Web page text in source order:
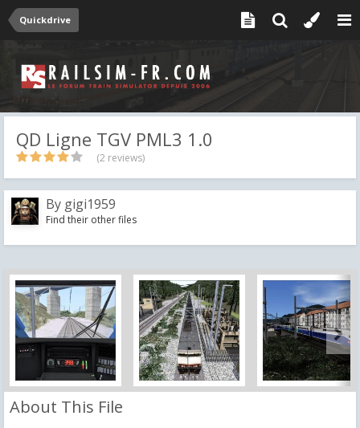
Quickdrive
QD Ligne TGV PML3 1.0
(2 reviews)
By gigi1959
Find their other files
About This File